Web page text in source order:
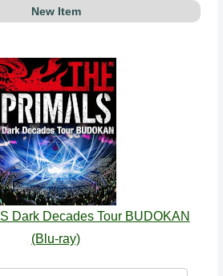
New Item
Dark Decades Tour BUDOKAN
(Blu-ray)